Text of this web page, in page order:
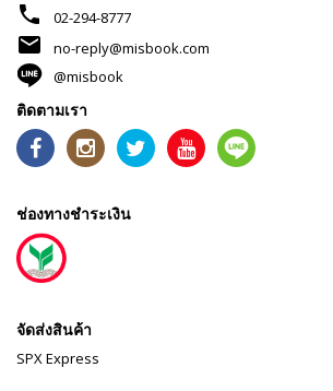
phone 02-294-8777
mail
no-reply@misbook.com
@misbook
ติดตามเรา
ช่องทางชำระเงิน
จัดส่งสินค้า
SPX Express